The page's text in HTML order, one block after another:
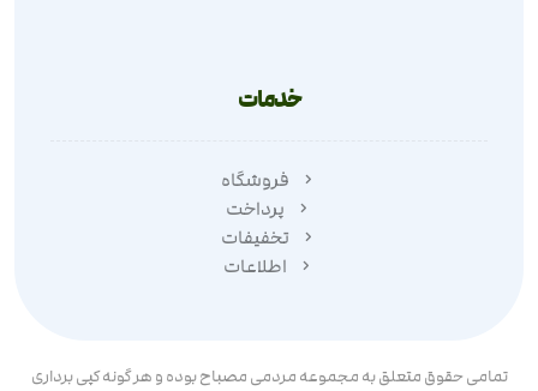
خدمات
فروشگاه
پرداخت
تخفیفات
اطلاعات
تمامی حقوق متعلق به مجموعه مردمی مصباح بوده و هر گونه کپی برداری